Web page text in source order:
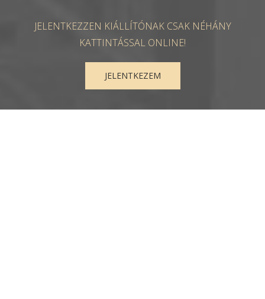
JELENTKEZZEN KIÁLLÍTÓNAK CSAK NÉHÁNY
KATTINTÁSSAL ONLINE!
JELENTKEZEM